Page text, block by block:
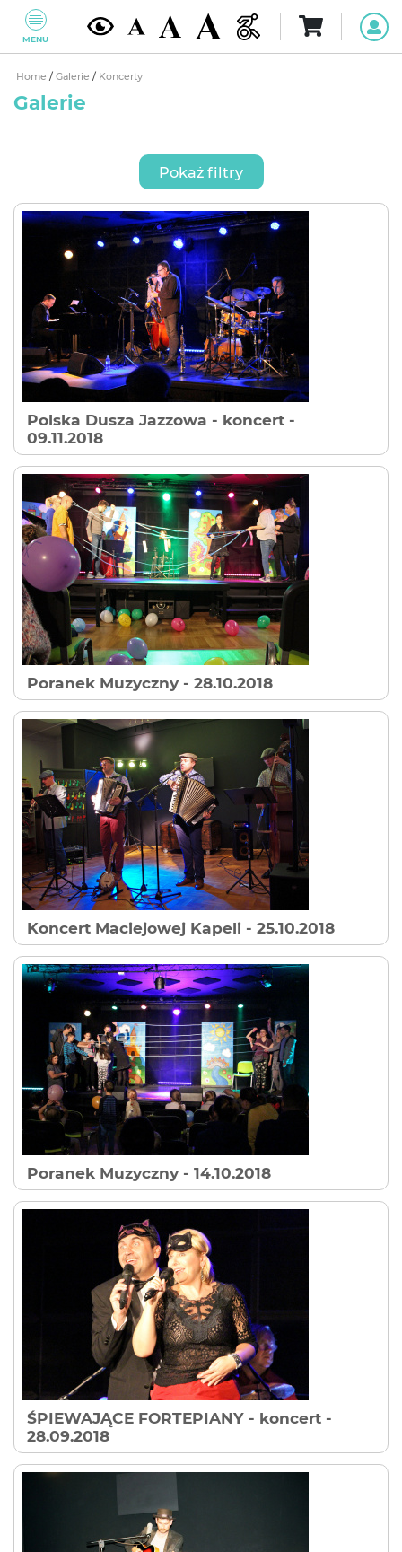
MENU
Home / Galerie / Koncerty
Galerie
Pokaż filtry
Polska Dusza Jazzowa - koncert -
09.11.2018
Poranek Muzyczny - 28.10.2018
Koncert Maciejowej Kapeli - 25.10.2018
Poranek Muzyczny - 14.10.2018
ŚPIEWAJĄCE FORTEPIANY - koncert -
28.09.2018